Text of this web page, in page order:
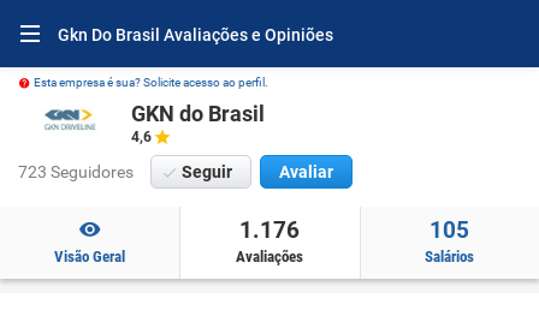
Gkn Do Brasil Avaliações e Opiniões
Esta empresa é sua? Solicite acesso ao perfil.
GKN do Brasil
4,6
723 Seguidores Seguir Avaliar
Visão Geral
1.176
Avaliações
105
Salários